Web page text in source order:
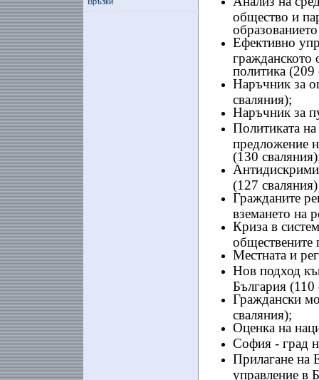
общество и
Ефективно
гражданското
политика (209
Наръчник за
сваляния);
Наръчник за
Политиката
предложение
(130
(127 сваляния)
Гражданите
вземането на
Криза в
обществените
Местната и
Нов подход
България (110
Граждански
сваляния);
Оценка на
София - град
Прилагане на
управление в